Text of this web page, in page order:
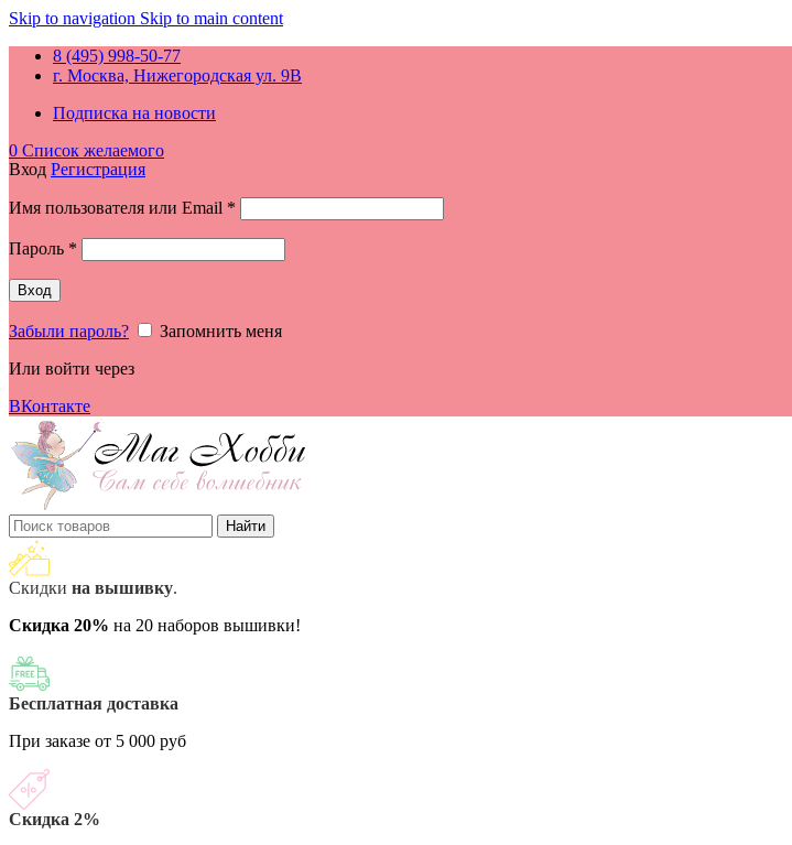
Skip to navigation Skip to main content
8 (495) 998-50-77
г. Москва, Нижегородская ул. 9В
Подписка на новости
0 Список желаемого
Вход Регистрация
Имя пользователя или Email *
Пароль *
Вход
Забыли пароль?
Запомнить меня
Или войти через
ВКонтакте
Найти
Скидки на вышивку.
Скидка 20% на 20 наборов вышивки!
Бесплатная доставка
При заказе от 5 000 руб
Скидка 2%